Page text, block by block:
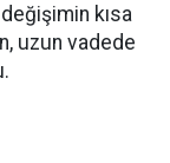
kısa
uzun vadede